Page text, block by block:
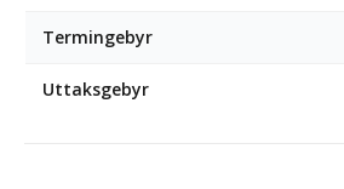
Termingebyr
Uttaksgebyr